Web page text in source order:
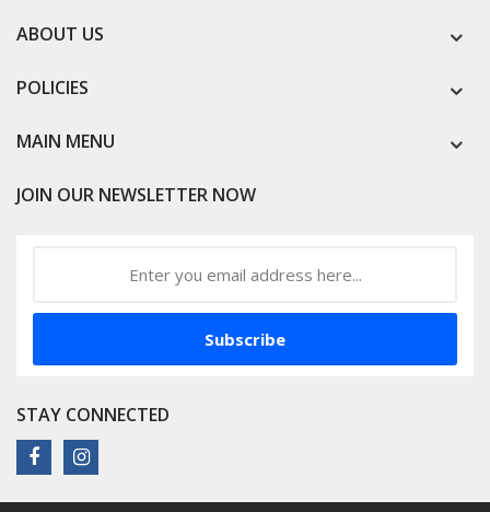
ABOUT US
POLICIES
MAIN MENU
JOIN OUR NEWSLETTER NOW
Subscribe
STAY CONNECTED